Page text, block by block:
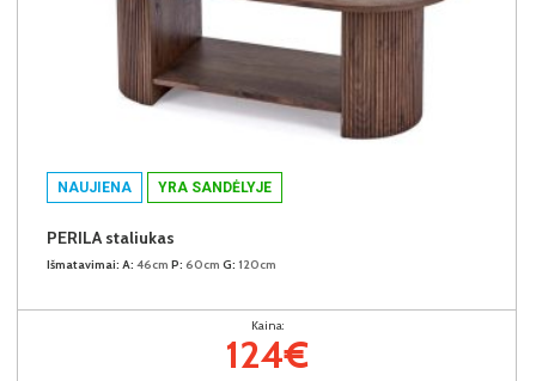
NAUJIENA YRA SANDĖLYJE
PERILA staliukas
Išmatavimai: A: 46cm P: 60cm G: 120cm
Kaina:
124€